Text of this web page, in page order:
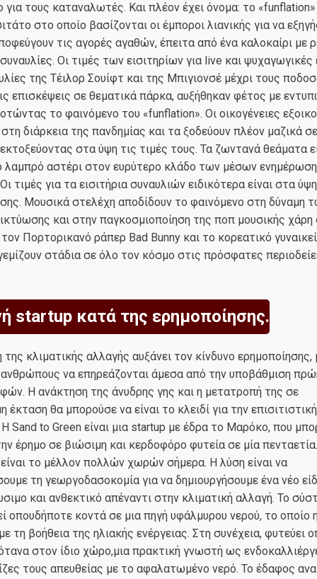
τους καταναλωτές. Και πλέον έχει όνομα: τo «funflation»
στο οποίο βασίζονται οι έμποροι λιανικής για να
τις αγορές αγαθών, έπειτα από ένα καλοκαίρι με
Οι τιμές των εισιτηρίων για live και
της Tέιλορ Σουίφτ και της Μπιγιονσέ μέχρι τους
επισκέψεις σε θεματικά πάρκα, αυξήθηκαν φέτος με
το φαινόμενο του «funflation». Οι οικογένειες
διάρκεια της πανδημίας και τα ξοδεύουν πλέον μαζικά
στα ύψη τις τιμές τους. Τα ζωντανά θεάματα
λαμπρό αστέρι στον ευρύτερο κλάδο των μέσων
τιμές για τα εισιτήρια συναυλιών ειδικότερα είναι στα
Μουσικά στελέχη αποδίδουν το φαινόμενο στη δύναμη
και στην παγκοσμιοποίηση της ποπ μουσικής χάρη
Πορτορικανό ράπερ Bad Bunny και το κορεατικό
στάδια σε όλο τον κόσμο στις πρόσφατες
startup κατά της ερημοποίησης.
κλιματικής αλλαγής αυξάνει τον κίνδυνο ερημοποίησης,
να επηρεάζονται άμεσα από την υποβάθμιση
Η ανάκτηση της άνυδρης γης και η μετατροπή της σε
έκταση θα μπορούσε να είναι το κλειδί για την
Sand to Green είναι μια startup με έδρα το Μαρόκο, που
έρημο σε βιώσιμη και κερδοφόρο φυτεία σε μία
το μέλλον πολλών χωρών σήμερα. Η λύση είναι να
τη γεωργοδασοκομία για να δημιουργήσουμε ένα νέο
και ανθεκτικό απέναντι στην κλιματική αλλαγή. Το
οπουδήποτε κοντά σε μια πηγή υφάλμυρου νερού, το οποίο
τη βοήθεια της ηλιακής ενέργειας. Στη συνέχεια, φυτεύει
στον ίδιο χώρο,μια πρακτική γνωστή ως
τους απευθείας με το αφαλατωμένο νερό. Το έδαφος